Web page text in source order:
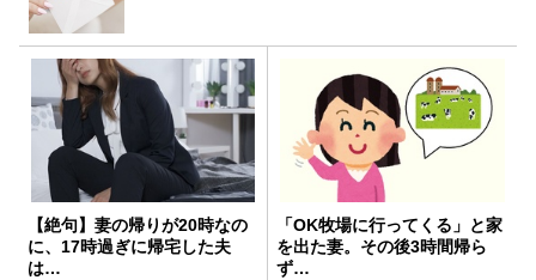
【絶句】妻の帰りが20時なの
に、17時過ぎに帰宅した夫
は…
「OK牧場に行ってくる」と家
を出た妻。その後3時間帰ら
ず…